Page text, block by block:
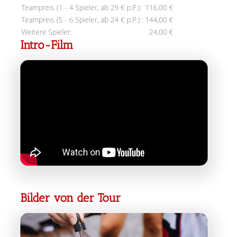
Teampreis (1 - 4 Spieler, ab 29 € p.P.): 116,00 €
Teampreis (5 - 6 Spieler, ab 24 € p.P.) : 144,00 €
Weitere Spieler:
24,00 €
Intro-Film
Bilder von der Tour